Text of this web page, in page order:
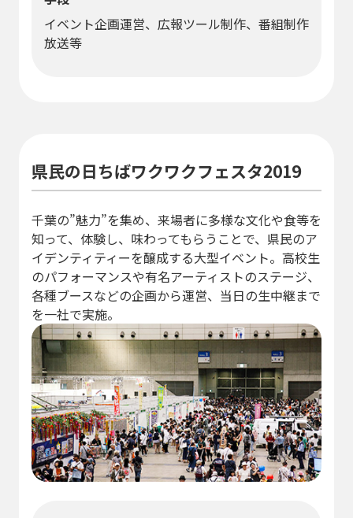
イベント企画運営、広報ツール制作、番組制作
放送等
県民の日ちばワクワクフェスタ2019
千葉の”魅力”を集め、来場者に多様な文化や食等を
知って、体験し、味わってもらうことで、県民のア
イデンティティーを醸成する大型イベント。高校生
のパフォーマンスや有名アーティストのステージ、
各種ブースなどの企画から運営、当日の生中継まで
を一社で実施。